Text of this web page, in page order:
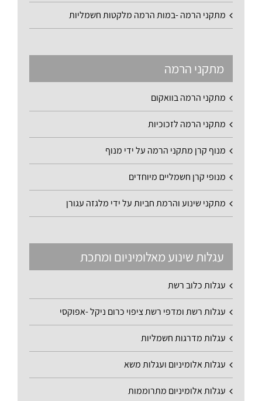
מתקני הרמה -במות הרמה מלקטות חשמליות
מתקני הרמה
מתקני הרמה בוואקום
מתקני הרמה לזכוכיות
מנוף קרן מתקני הרמה על ידי מנוף
מנופי קרן חשמליים מיוחדים
מתקני שינוע והרמת חביות על ידי מלגזה עגורן
עגלות שינוע מאלומיניום ומתכת
עגלות כלוב רשת
עגלות רשת ומדפי רשת ציפוי כרום ניקל -אפוקסי
עגלות מדרגות חשמליות
עגלות אלומיניום ועגלות משא
עגלות אלומיניום מתרוממות